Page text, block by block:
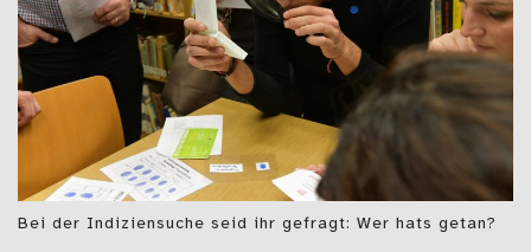
Bei der Indiziensuche seid ihr gefragt: Wer hats getan?